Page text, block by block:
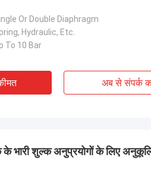
Or Double Diaphragm
Hydraulic, Etc.
To 10 Bar
अब से संपर्क
भारी शुल्क अनुप्रयोगों के लिए